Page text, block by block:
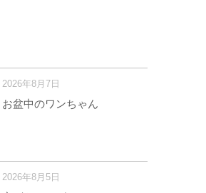
2026年8月7日
お盆中のワンちゃん
2026年8月5日